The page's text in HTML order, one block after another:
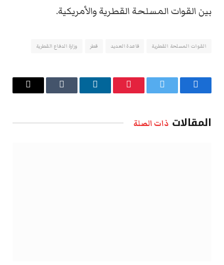
بين القوات المسلحة القطرية والأمريكية.
القوات المسلحة القطرية قاعدة العديد قطر وزارة الدفاع القطرية
فيسبوك تويتر بينتيريستلينكدإن Tumblr
البريد
المقالات ذات الصلة